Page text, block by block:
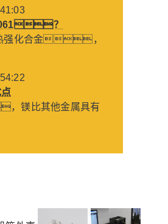
？
强化合金，
，镁比其他金属具有